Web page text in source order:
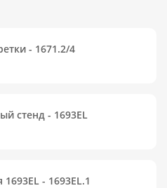
- 1671.2/4
стенд - 1693EL
- 1693EL.1